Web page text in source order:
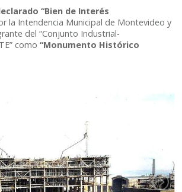
“Bien de Interés
la Intendencia Municipal de Montevideo y
del “Conjunto Industrial-
como “Monumento Histórico